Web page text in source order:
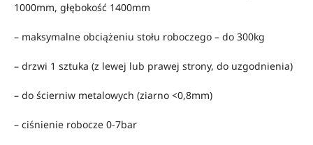
1000mm, głębokość 1400mm
– maksymalne obciążeniu stołu roboczego – do 300kg
– drzwi 1 sztuka (z lewej lub prawej strony, do uzgodnienia)
– do ścierniw metalowych (ziarno <0,8mm)
– ciśnienie robocze 0-7bar